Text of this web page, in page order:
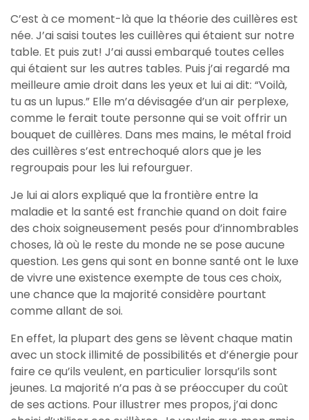
C’est à ce moment-là que la théorie des cuillères est
née. J’ai saisi toutes les cuillères qui étaient sur notre
table. Et puis zut! J’ai aussi embarqué toutes celles
qui étaient sur les autres tables. Puis j’ai regardé ma
meilleure amie droit dans les yeux et lui ai dit: “Voilà,
tu as un lupus.” Elle m’a dévisagée d’un air perplexe,
comme le ferait toute personne qui se voit offrir un
bouquet de cuillères. Dans mes mains, le métal froid
des cuillères s’est entrechoqué alors que je les
regroupais pour les lui refourguer.
Je lui ai alors expliqué que la frontière entre la
maladie et la santé est franchie quand on doit faire
des choix soigneusement pesés pour d’innombrables
choses, là où le reste du monde ne se pose aucune
question. Les gens qui sont en bonne santé ont le luxe
de vivre une existence exempte de tous ces choix,
une chance que la majorité considère pourtant
comme allant de soi.
En effet, la plupart des gens se lèvent chaque matin
avec un stock illimité de possibilités et d’énergie pour
faire ce qu’ils veulent, en particulier lorsqu’ils sont
jeunes. La majorité n’a pas à se préoccuper du coût
de ses actions. Pour illustrer mes propos, j’ai donc